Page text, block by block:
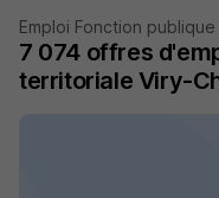
Emploi Fonction
7 074 offres
territoriale Viry-